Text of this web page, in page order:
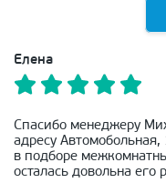
Елена
Спасибо менеджеру
адресу
в подборе
осталась довольна его